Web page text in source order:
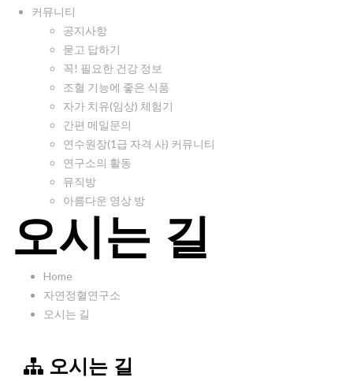
커뮤니티
공지사항
묻고 답하기
꼭! 필요한 건강 정보
조혈 기능에 좋은 식품
자가 치유(임상) 체험기
간편 메일문의
연수원장(1급 자격 사) 커뮤니티
연구소의 활동
뮤직방
아름다운 영상 방
오시는 길
Home
자연정혈연구소
오시는 길
오시는 길